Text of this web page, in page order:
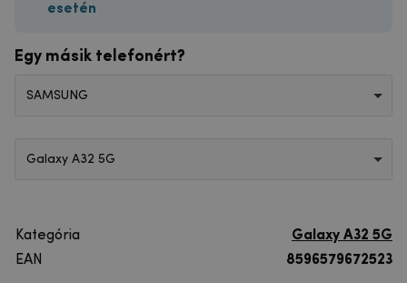
esetén
Egy másik telefonért?
SAMSUNG
Galaxy A32 5G
Kategória
Galaxy A32 5G
EAN
8596579672523